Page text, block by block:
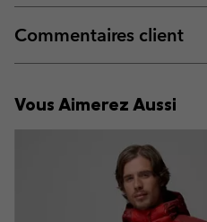
Commentaires client
Vous Aimerez Aussi